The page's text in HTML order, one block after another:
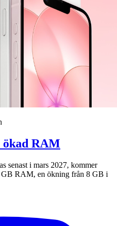
ökad RAM
senast i mars 2027, kommer
GB RAM, en ökning från 8 GB i